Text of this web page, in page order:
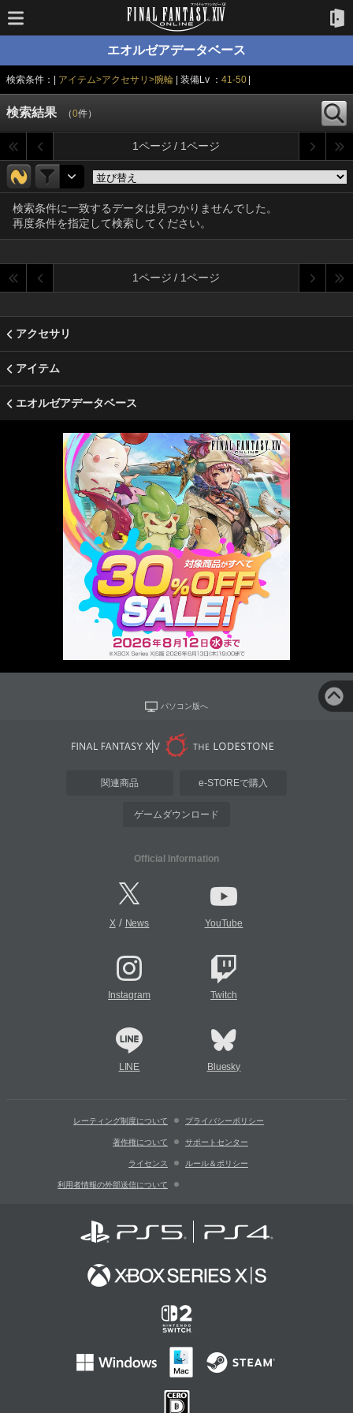
エオルゼアデータベース
検索条件：| アイテム>アクセサリ>腕輪 | 装備Lv ： 41-50|
検索結果 （0件）
1ページ / 1ページ
検索条件に一致するデータは見つかりませんでした。
再度条件を指定して検索してください。
1ページ / 1ページ
アクセサリ
アイテム
エオルゼアデータベース
パソコン版へ
関連商品 e-STOREで購入
ゲームダウンロード
Official Information
X/ News YouTube
Instagram Twitch
LINE Bluesky
レーティング制度について プライバシーポリシー
著作権について サポートセンター
ライセンス ルール＆ポリシー
利用者情報の外部送信について